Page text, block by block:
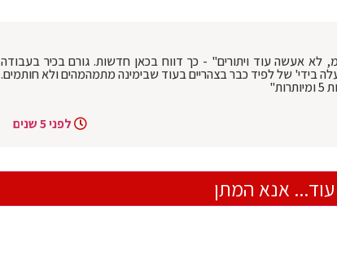
לא אעשה עוד ויתורים" - כך דווח בכאן חדשות. גורם בכיר בעבודה
'עלה בידי' של לפיד כבר בצהריים בעוד שבימינה מתמהמהים ולא חותמים.
לפני 5 שנים
עוד... אנא המתן